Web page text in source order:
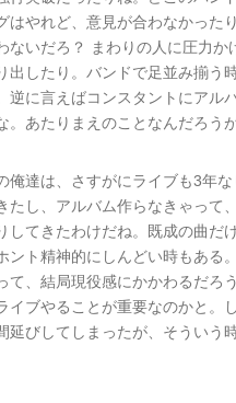
はやれど、意見が合わなかった
ないだろ？ まわりの人に圧力か
出したり。バンドで足並み揃う時
逆に言えばコンスタントにアル
。あたりまえのことなんだろうが
達は、さすがにライブも3年な
たし、アルバム作らなきゃって
してきたわけだね。既成の曲だ
ント精神的にしんどい時もある
て、結局現役感にかかわるだろ
イブやることが重要なのかと。
延びしてしまったが、そういう